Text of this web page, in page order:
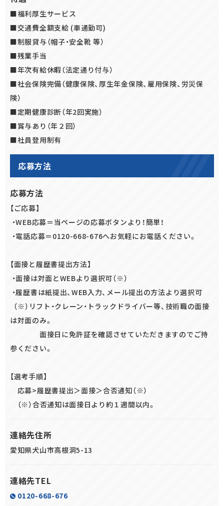
■福利厚生サービス
■交通費全額支給 (車通勤可)
■制服貸与（帽子・安全靴 等）
■残業手当
■年次有給休暇（法定通り付与）
■社会保険完備（健康保険、厚生年金保険、雇用保険、労災保
険）
■定期健康診断（年2回実施）
■賞与あり（年２回）
■社員登用制有
応募方法
応募方法
【ご応募】
・WEB応募＝当ページの応募ボタンより！簡単！
・電話応募＝0120-668-676へお気軽にお電話ください。
【面接と履歴書提出方法】
・面接は対面とWEBより選択可（※）
・履歴書は紙提出、WEB入力、メール提出の方法より選択可
（※）リフト・クレーン・トラックドライバー等、技術職の面接
は対面のみ。
面接日に免許証を確認させていただきますのでご持
参ください。
【選考手順】
応募>履歴書提出＞面接＞合否通知（※）
（※）合否通知は面接日より約１週間以内。
連絡先住所
愛知県犬山市高根洞5-13
連絡先TEL
0120-668-676